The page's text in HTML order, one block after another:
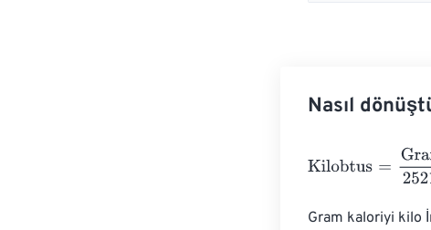
Nasıl
Kilobtus Gram
Gram kaloriyi kilo